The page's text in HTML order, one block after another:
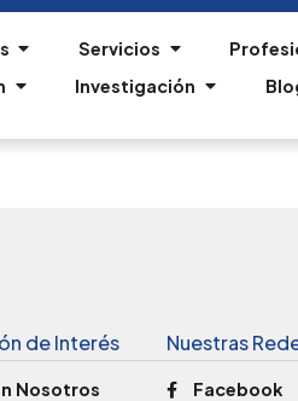
Servicios
Investigación
de Interés
Nosotros
Nuestras
Facebook